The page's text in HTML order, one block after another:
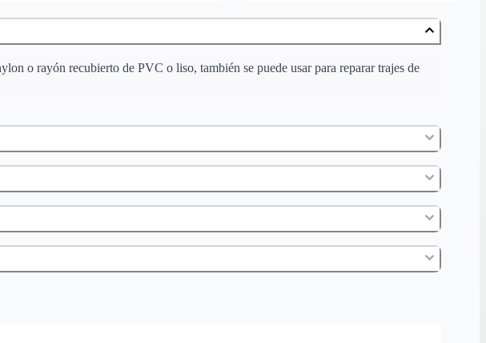
o rayón recubierto de PVC o liso, también se puede usar para reparar trajes de